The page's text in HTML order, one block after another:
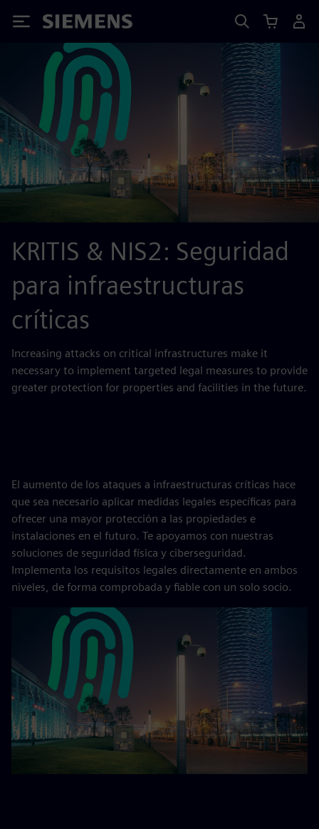
Siemens
KRITIS & NIS2: Seguridad
para infraestructuras
críticas
Increasing attacks on critical infrastructures make it
necessary to implement targeted legal measures to provide
greater protection for properties and facilities in the future.
El aumento de los ataques a infraestructuras críticas hace
que sea necesario aplicar medidas legales específicas para
ofrecer una mayor protección a las propiedades e
instalaciones en el futuro. Te apoyamos con nuestras
soluciones de seguridad física y ciberseguridad.
Implementa los requisitos legales directamente en ambos
niveles, de forma comprobada y fiable con un solo socio.